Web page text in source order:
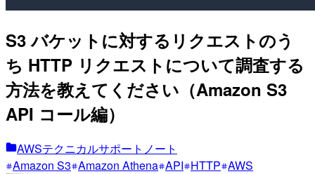
S3 バケットに対するリクエストのう
ち HTTP リクエストについて調査する
方法を教えてください（Amazon S3
API コール編）
AWSテクニカルサポートノート
Amazon S3 Amazon Athena API HTTP AWS